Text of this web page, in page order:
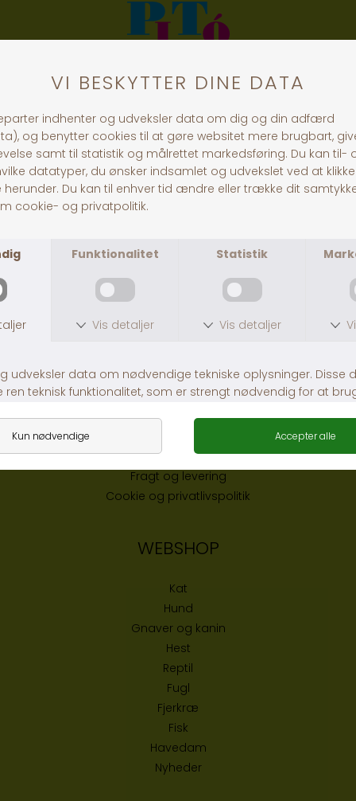
KONTAKT
Pitó Auning
Centervej 10A
8963 Auning
© Pitó 2024, CVR 32696589
INFORMATION
Kontakt os
Butikke rne
Om os
Handelsbetingelser
Fragt og levering
Cookie og privatlivspolitik
WEBSHOP
Kat
Hund
Gnaver og kanin
Hest
Reptil
Fugl
Fjerkræ
Fisk
Havedam
Nyheder